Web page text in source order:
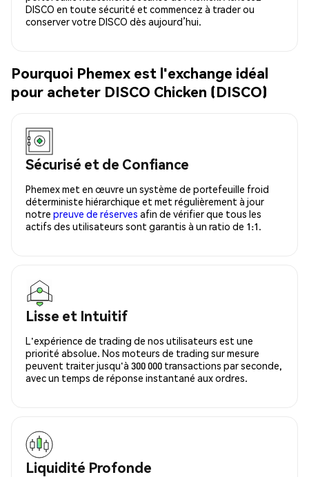
DISCO en toute sécurité et commencez à trader ou
conserver votre DISCO dès aujourd’hui.
Pourquoi Phemex est l'exchange idéal
pour acheter DISCO Chicken (DISCO)
Sécurisé et de Confiance
Phemex met en œuvre un système de portefeuille froid
déterministe hiérarchique et met régulièrement à jour
notre preuve de réserves afin de vérifier que tous les
actifs des utilisateurs sont garantis à un ratio de 1:1.
Lisse et Intuitif
L'expérience de trading de nos utilisateurs est une
priorité absolue. Nos moteurs de trading sur mesure
peuvent traiter jusqu'à 300 000 transactions par seconde,
avec un temps de réponse instantané aux ordres.
Liquidité Profonde